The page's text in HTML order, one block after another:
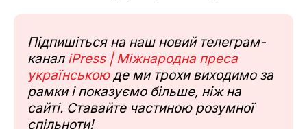
Підпишіться на наш новий телеграм-
канал iPress | Міжнародна преса
українськоюде ми трохи виходимо за
рамки і показуємо більше, ніж на
сайті. Ставайте частиною розумної
спільноти!